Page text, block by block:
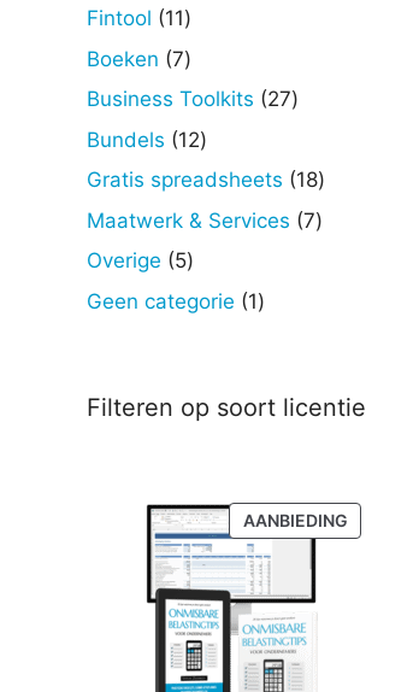
Fintool 1111
producten
Boeken 77
producten
Business Toolkits 2727
Bundels 1212
producten
Gratis spreadsheets 1818
producten
Maatwerk & Services 77
Overige 55
producten
Geen categorie 11
Filteren op soort licentie
AANBIEDINGPRODUCT
IN